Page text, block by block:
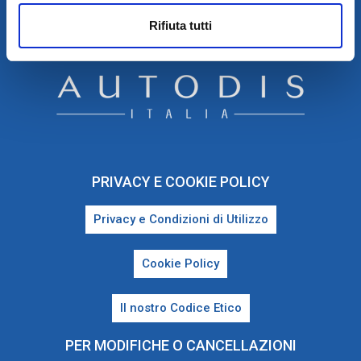
Rifiuta tutti
PRIVACY E COOKIE POLICY
Privacy e Condizioni di Utilizzo
Cookie Policy
Il nostro Codice Etico
PER MODIFICHE O CANCELLAZIONI